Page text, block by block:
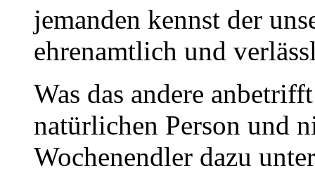
jemanden kennst der
ehrenamtlich und
Was das andere
natürlichen Person und
Wochenendler dazu